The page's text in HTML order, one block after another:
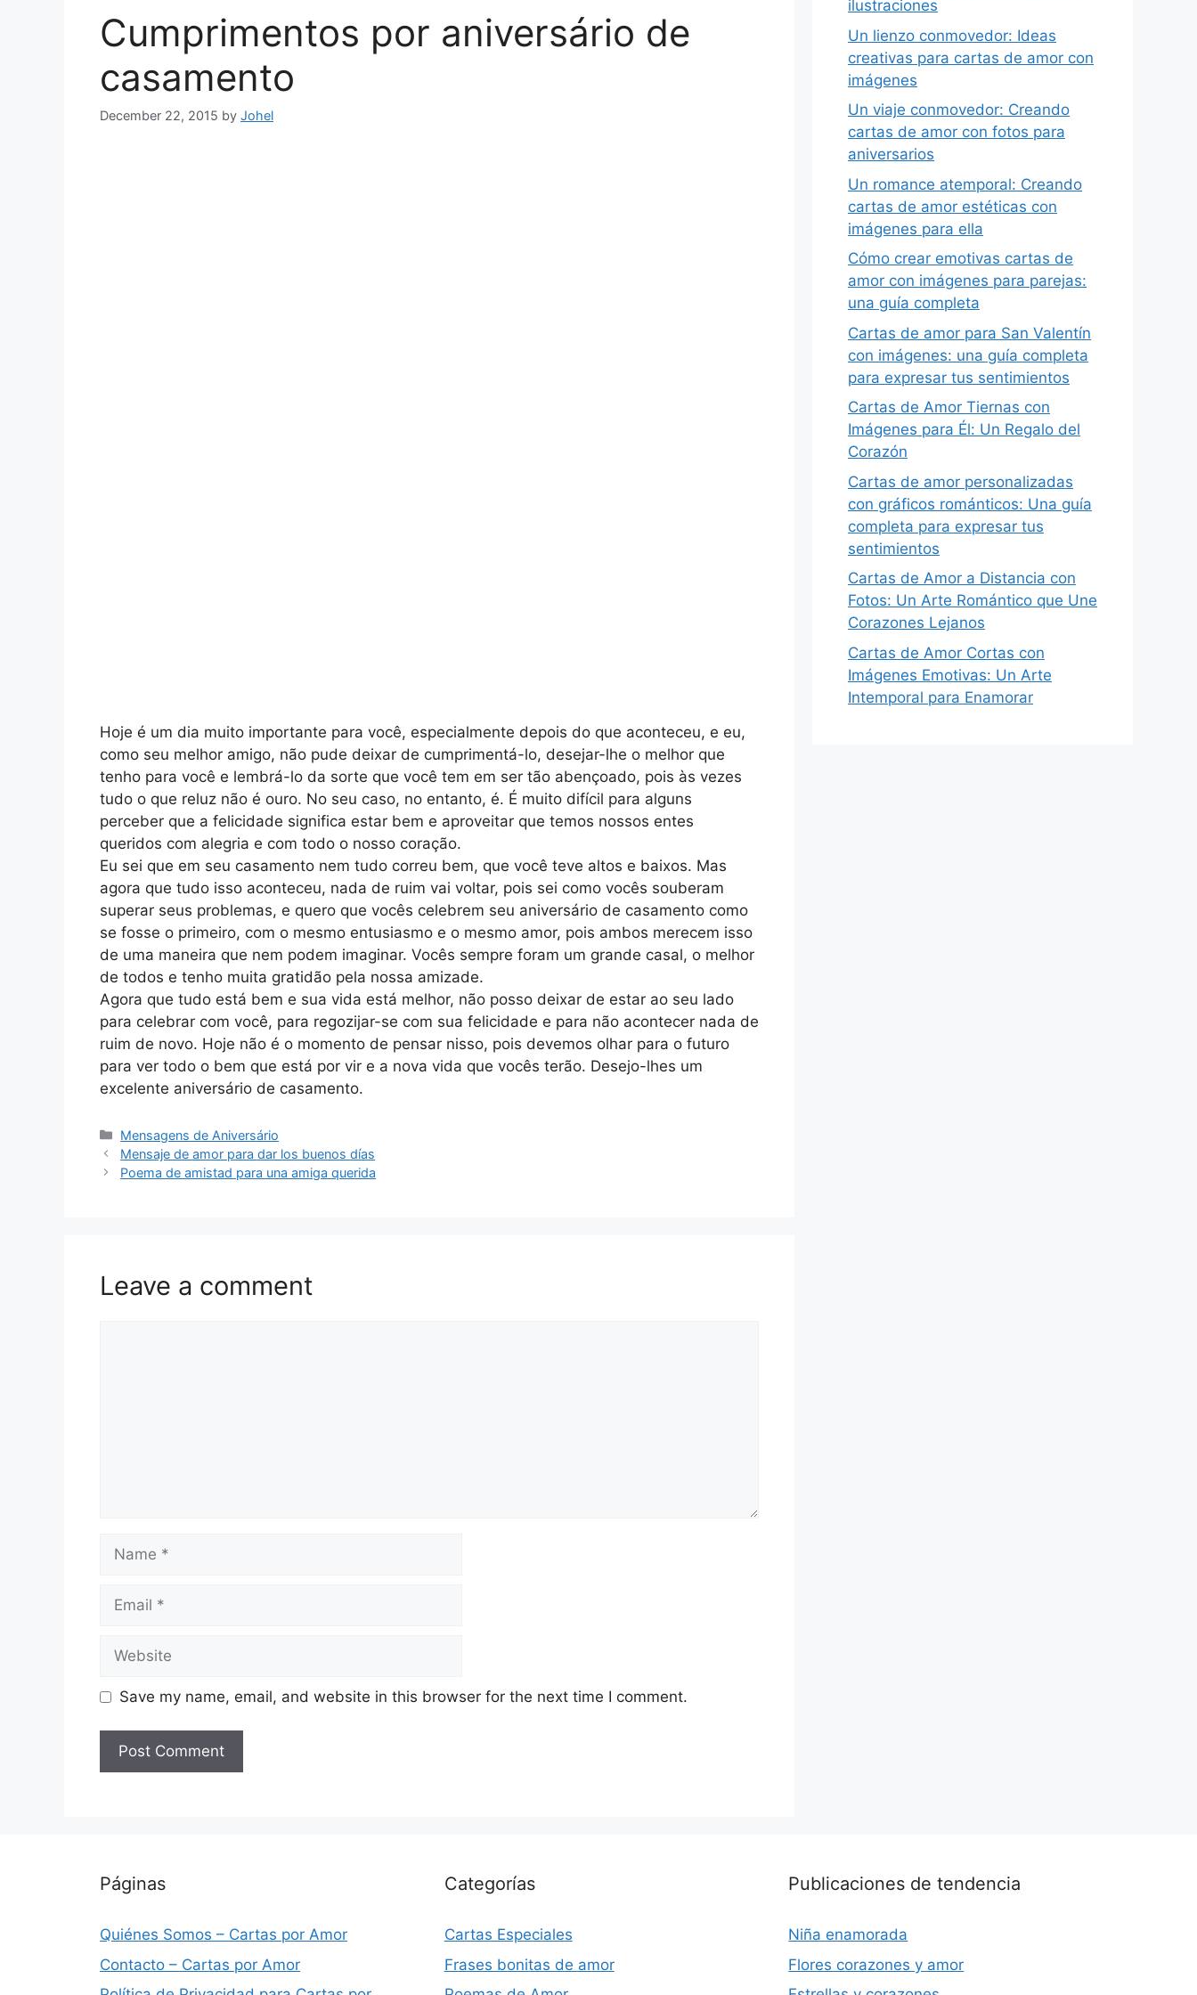
Cumprimentos por aniversário de
casamento
December 22, 2015 by Johel
Hoje é um dia muito importante para você, especialmente depois do que aconteceu, e eu,
como seu melhor amigo, não pude deixar de cumprimentá-lo, desejar-lhe o melhor que
tenho para você e lembrá-lo da sorte que você tem em ser tão abençoado, pois às vezes
tudo o que reluz não é ouro. No seu caso, no entanto, é. É muito difícil para alguns
perceber que a felicidade significa estar bem e aproveitar que temos nossos entes
queridos com alegria e com todo o nosso coração.
Eu sei que em seu casamento nem tudo correu bem, que você teve altos e baixos. Mas
agora que tudo isso aconteceu, nada de ruim vai voltar, pois sei como vocês souberam
superar seus problemas, e quero que vocês celebrem seu aniversário de casamento como
se fosse o primeiro, com o mesmo entusiasmo e o mesmo amor, pois ambos merecem isso
de uma maneira que nem podem imaginar. Vocês sempre foram um grande casal, o melhor
de todos e tenho muita gratidão pela nossa amizade.
Agora que tudo está bem e sua vida está melhor, não posso deixar de estar ao seu lado
para celebrar com você, para regozijar-se com sua felicidade e para não acontecer nada de
ruim de novo. Hoje não é o momento de pensar nisso, pois devemos olhar para o futuro
para ver todo o bem que está por vir e a nova vida que vocês terão. Desejo-lhes um
excelente aniversário de casamento.
Categories
Mensagens de Aniversário
Mensaje de amor para dar los buenos días
Poema de amistad para una amiga querida
Leave a comment
Save my name, email, and website in this browser for the next time I comment.
ilustraciones
Un lienzo conmovedor: Ideas
creativas para cartas de amor con
imágenes
Un viaje conmovedor: Creando
cartas de amor con fotos para
aniversarios
Un romance atemporal: Creando
cartas de amor estéticas con
imágenes para ella
Cómo crear emotivas cartas de
amor con imágenes para parejas:
una guía completa
Cartas de amor para San Valentín
con imágenes: una guía completa
para expresar tus sentimientos
Cartas de Amor Tiernas con
Imágenes para Él: Un Regalo del
Corazón
Cartas de amor personalizadas
con gráficos románticos: Una guía
completa para expresar tus
sentimientos
Cartas de Amor a Distancia con
Fotos: Un Arte Romántico que Une
Corazones Lejanos
Cartas de Amor Cortas con
Imágenes Emotivas: Un Arte
Intemporal para Enamorar
Páginas
Quiénes Somos – Cartas por Amor
Contacto – Cartas por Amor
Categorías
Cartas Especiales
Frases bonitas de amor
Publicaciones de tendencia
Niña enamorada
Flores corazones y amor